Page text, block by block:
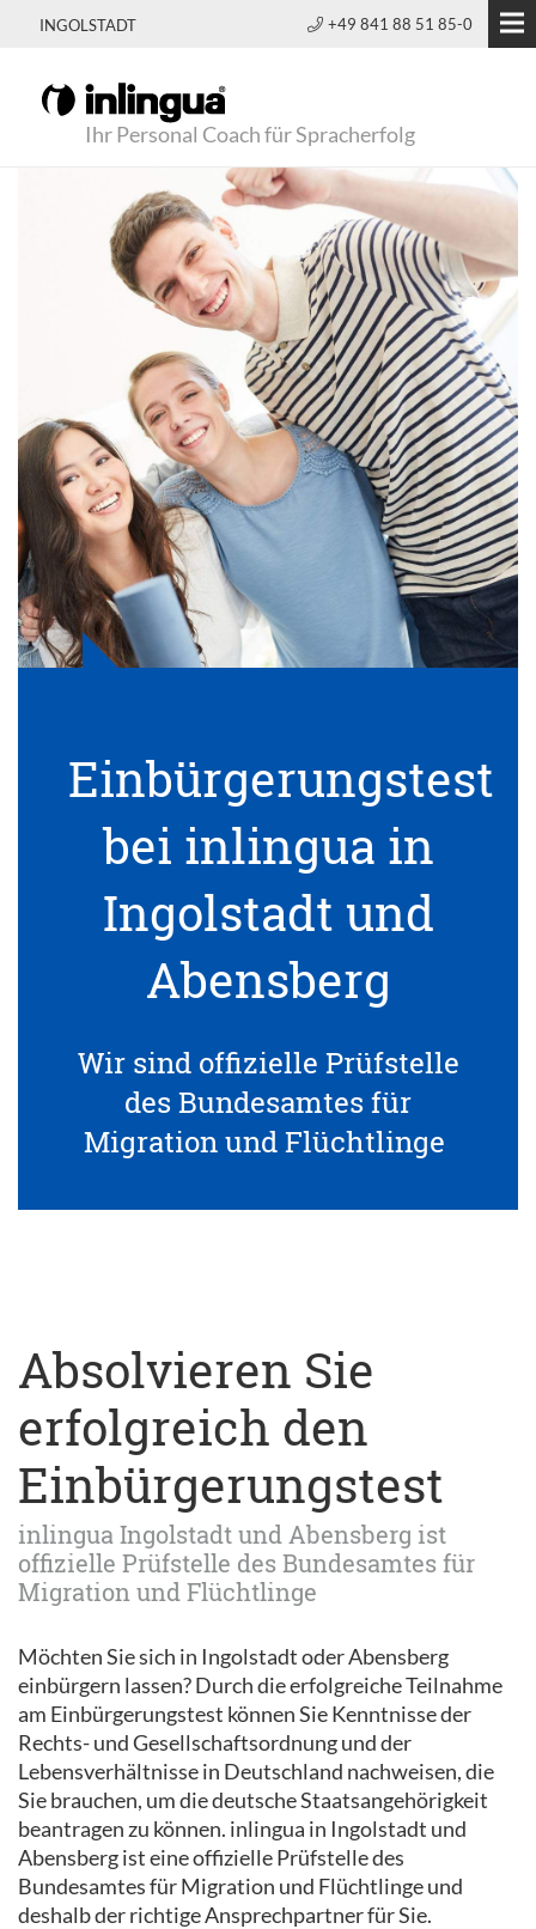
INGOLSTADT +49 841 88 51 85-0
Ihr Personal Coach für Spracherfolg
Einbürgerungstest
bei inlingua in
Ingolstadt und
Abensberg
Wir sind offizielle Prüfstelle
des Bundesamtes für
Migration und Flüchtlinge
Absolvieren Sie
erfolgreich den
Einbürgerungstest
inlingua Ingolstadt und Abensberg ist
offizielle Prüfstelle des Bundesamtes für
Migration und Flüchtlinge
Möchten Sie sich in Ingolstadt oder Abensberg
einbürgern lassen? Durch die erfolgreiche Teilnahme
am Einbürgerungstest können Sie Kenntnisse der
Rechts- und Gesellschaftsordnung und der
Lebensverhältnisse in Deutschland nachweisen, die
Sie brauchen, um die deutsche Staatsangehörigkeit
beantragen zu können. inlingua in Ingolstadt und
Abensberg ist eine offizielle Prüfstelle des
Bundesamtes für Migration und Flüchtlinge und
deshalb der richtige Ansprechpartner für Sie.